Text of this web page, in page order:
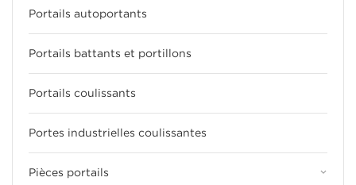
Portails autoportants
Portails battants et portillons
Portails coulissants
Portes industrielles coulissantes
Pièces portails keyboard_arrow_down